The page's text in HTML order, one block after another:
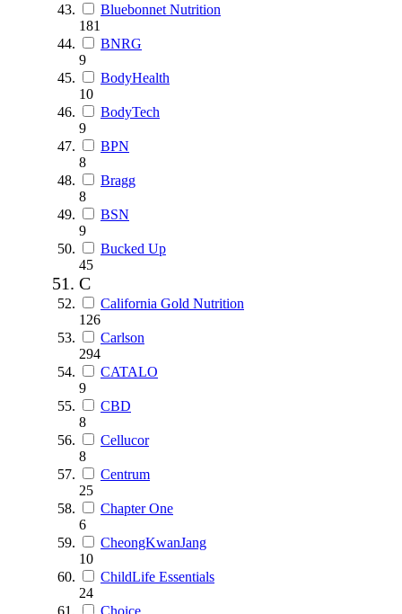
Bluebonnet Nutrition
181
BNRG
9
BodyHealth
10
BodyTech
9
BPN
8
Bragg
8
BSN
9
Bucked Up
45
C
California Gold Nutrition
126
Carlson
294
CATALO
9
CBD
8
Cellucor
8
Centrum
25
Chapter One
6
CheongKwanJang
10
ChildLife Essentials
24
Choice